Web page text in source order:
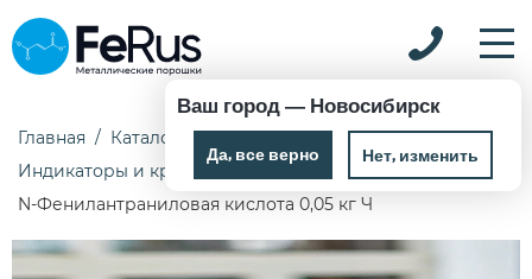
Ваш город — Новосибирск
Да, все верно Нет, изменить
Главная Каталог
Химические реактивы
Индикаторы и красители
N-Фенилантраниловая кислота 0,05 кг Ч